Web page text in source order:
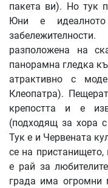
пакета ви). Но тук
Юни е
разположена на
панорамна гледка
атрактивно с
Клеопатра).
крепостта и е
(подходящ за хора
Тук е и Червената
се на пристанището,
е рай за
града има огромни